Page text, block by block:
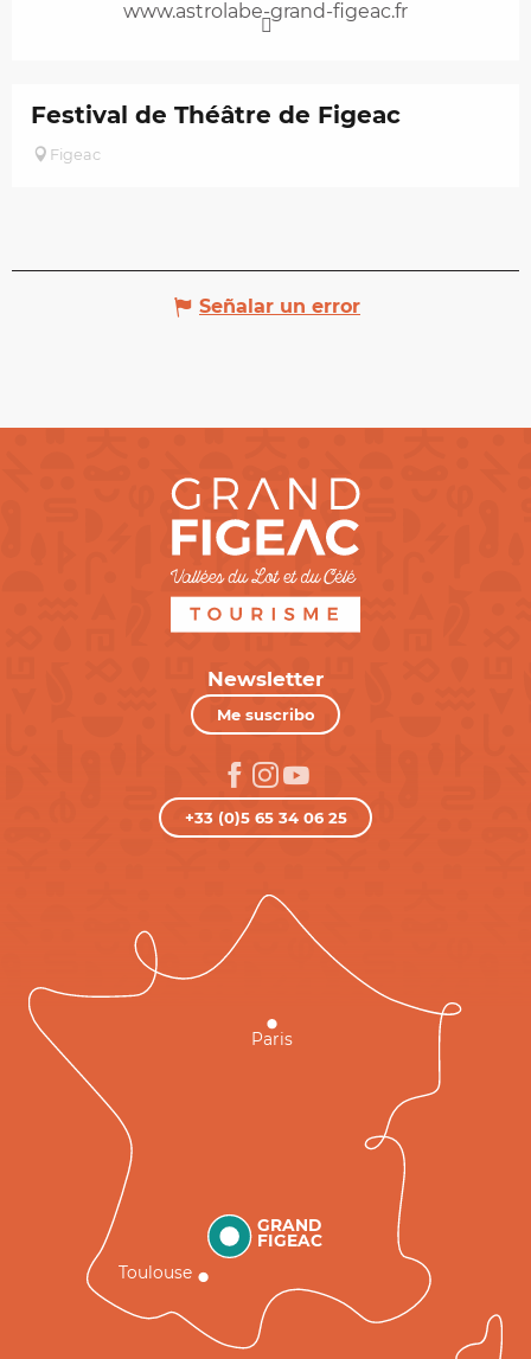
www.astrolabe-grand-figeac.fr
Festival de Théâtre de Figeac
Figeac
Señalar un error
Newsletter
Me suscribo
+33 (0)5 65 34 06 25
GRAND
FIGEAC
Toulouse
Paris